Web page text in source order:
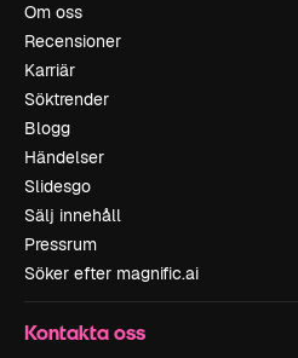
Om oss
Recensioner
Karriär
Söktrender
Blogg
Händelser
Slidesgo
Sälj innehåll
Pressrum
Söker efter magnific.ai
Kontakta oss